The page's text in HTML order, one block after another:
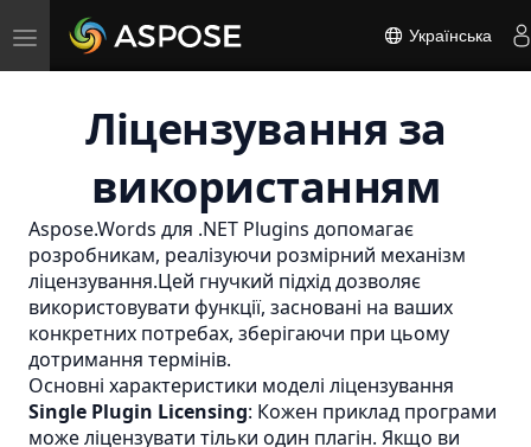
Toggle
navigation
Українська
Ліцензування за
використанням
Aspose.Words для .NET Plugins допомагає
розробникам, реалізуючи розмірний механізм
ліцензування.Цей гнучкий підхід дозволяє
використовувати функції, засновані на ваших
конкретних потребах, зберігаючи при цьому
дотримання термінів.
Основні характеристики моделі ліцензування
Single Plugin Licensing: Кожен приклад програми
може ліцензувати тільки один плагін. Якщо ви